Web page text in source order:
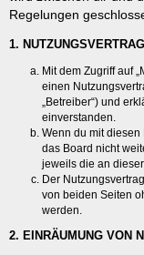
Regelungen
1. NUTZUNGSVERTRAG
Mit dem Zugriff auf
einen
„Betreiber“) und
einverstanden.
Wenn du mit
das Board nicht
jeweils die an
Der
von beiden Seiten
werden.
2. EINRÄUMUNG VON